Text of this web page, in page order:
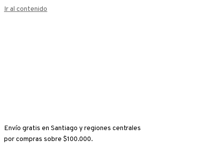
Ir al contenido
Envío gratis en Santiago y regiones centrales
por compras sobre $100.000.